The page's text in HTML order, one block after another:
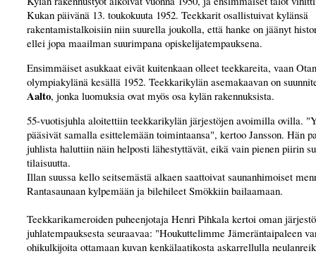
Kukan päivänä 13. toukokuuta 1952. Teekkarit osallistuivat kylänsä
rakentamistalkoisiin niin suurella joukolla, että hanke on jäänyt
ellei jopa maailman suurimpana opiskelijatempauksena.
Ensimmäiset asukkaat eivät kuitenkaan olleet teekkareita, vaan
olympiakylänä kesällä 1952. Teekkarikylän asemakaavan on
Aalto, jonka luomuksia ovat myös osa kylän rakennuksista.
55-vuotisjuhla aloitettiin teekkarikylän järjestöjen avoimilla ovilla.
pääsivät samalla esittelemään toimintaansa", kertoo Jansson. Hän
juhlista haluttiin näin helposti lähestyttävät, eikä vain pienen piirin
tilaisuutta.
Illan suussa kello seitsemästä alkaen saattoivat saunanhimoiset
Rantasaunaan kylpemään ja bilehileet Smökkiin bailaamaan.
Teekkarikameroiden puheenjotaja Henri Pihkala kertoi oman
juhlatempauksesta seuraavaa: "Houkuttelimme Jämeräntaipaleen
ohikulkijoita ottamaan kuvan kenkälaatikosta askarrellulla